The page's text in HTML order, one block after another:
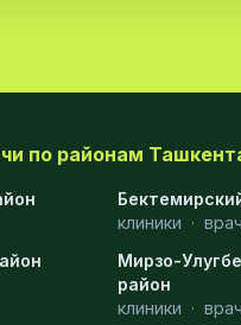
по районам
клиники ·
Мирзо-
район
клиники ·